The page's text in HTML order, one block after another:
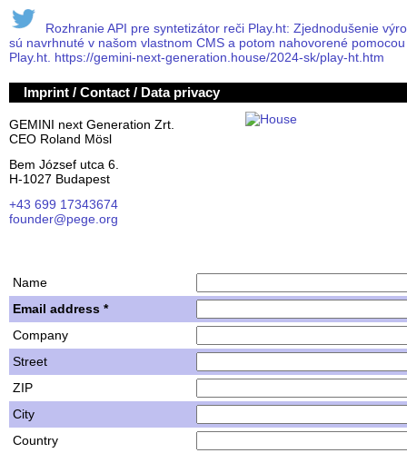
Rozhranie API pre syntetizátor reči Play.ht: Zjednodušenie
sú navrhnuté v našom vlastnom CMS a potom nahovorené
Play.ht. https://gemini-next-generation.house/2024-sk/play-ht.htm
Imprint / Contact / Data privacy
GEMINI next Generation Zrt.
CEO Roland Mösl
Bem József utca 6.
H-1027 Budapest
+43 699 17343674
founder@pege.org
Name
Email address *
Company
Street
ZIP
City
Country